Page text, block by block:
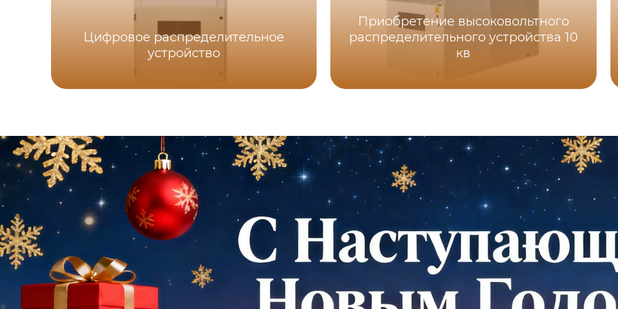
Цифровое распределительное
устройство
Приобретение высоковольтного
распределительного устройства 10
кв